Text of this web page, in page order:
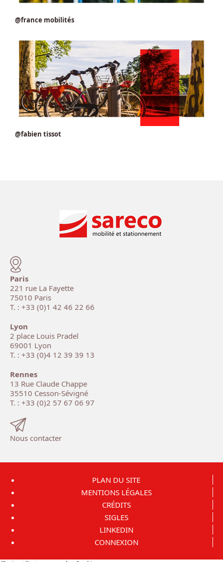
@france mobilités
@fabien tissot
Paris
221 rue La Fayette
75010 Paris
T. : +33 (0)1 42 46 22 66
Lyon
2 place Louis Pradel
69001 Lyon
T. : +33 (0)4 12 39 39 13
Rennes
13 Rue Claude Chappe
35510 Cesson-Sévigné
T. : +33 (0)2 57 67 06 97
Nous contacter
PLAN DU SITE
MENTIONS LÉGALES
CRÉDITS
SIGLES
LINKEDIN
CONNEXION